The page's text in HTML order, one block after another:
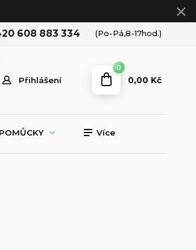
Přihlášení
608 883 334 (Po-Pá,8-17hod.)
0
0,00 Kč
Více